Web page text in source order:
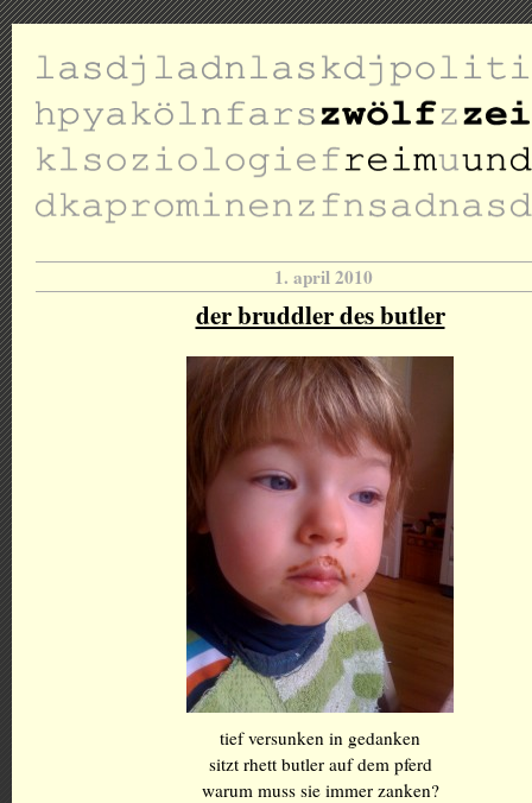
1. april 2010
der bruddler des butler
tief versunken in gedanken
sitzt rhett butler auf dem pferd
warum muss sie immer zanken?